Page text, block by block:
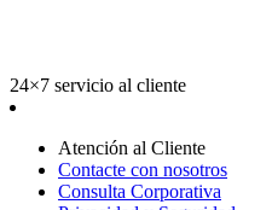
24×7 servicio al cliente
Atención al Cliente
Contacte con nosotros
Consulta Corporativa